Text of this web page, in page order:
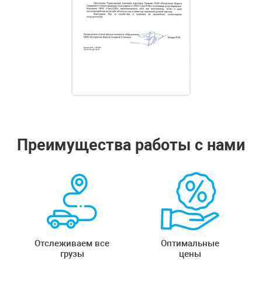
Преимущества работы с нами
Отслеживаем все
грузы
Оптимальные
цены